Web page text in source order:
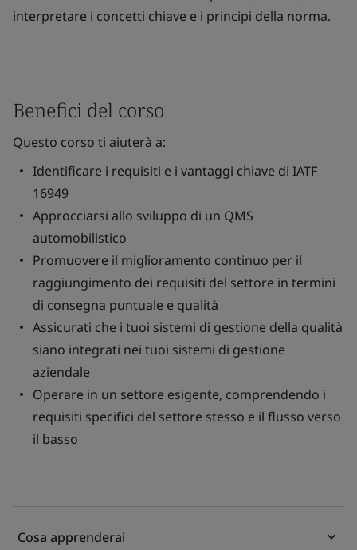
interpretare i concetti chiave e i principi della norma.
Benefici del corso
Questo corso ti aiuterà a:
Identificare i requisiti e i vantaggi chiave di IATF
16949
Approcciarsi allo sviluppo di un QMS
automobilistico
Promuovere il miglioramento continuo per il
raggiungimento dei requisiti del settore in termini
di consegna puntuale e qualità
Assicurati che i tuoi sistemi di gestione della qualità
siano integrati nei tuoi sistemi di gestione
aziendale
Operare in un settore esigente, comprendendo i
requisiti specifici del settore stesso e il flusso verso
il basso
Cosa apprenderai